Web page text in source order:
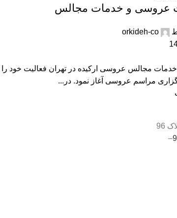
عروسی و خدمات مجالس
orkideh-co
مجالس عروسی ارکیده در تهران فعالیت خود را
مراسم عروسی آغاز نمود. در...
96
–